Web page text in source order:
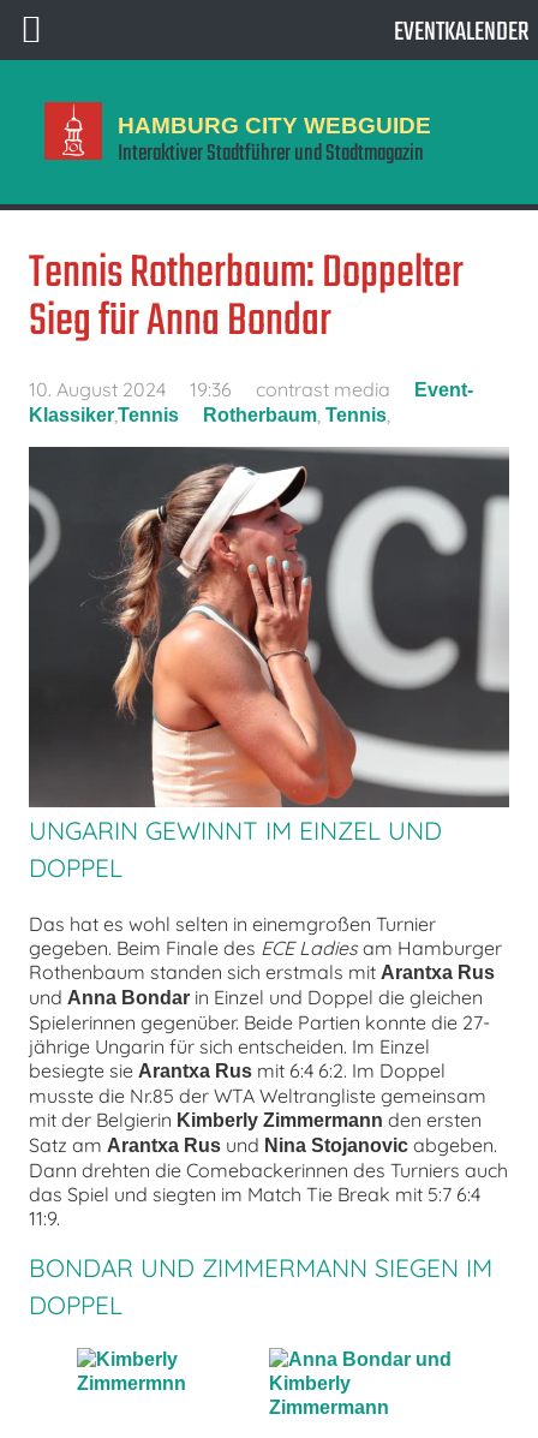
HAMBURG CITY WEBGUIDE
Interaktiver Stadtführer und Stadtmagazin
Tennis Rotherbaum: Doppelter
Sieg für Anna Bondar
10. August 2024 19:36 contrast media
Event-
KlassikerTennis Rotherbaum Tennis
UNGARIN GEWINNT IM EINZEL UND
DOPPEL
Das hat es wohl selten in einemgroßen Turnier
gegeben. Beim Finale des ECE Ladies am Hamburger
Rothenbaum standen sich erstmals mit Arantxa Rus
und Anna Bondar in Einzel und Doppel die gleichen
Spielerinnen gegenüber. Beide Partien konnte die 27-
jährige Ungarin für sich entscheiden. Im Einzel
besiegte sie Arantxa Rus mit 6:4 6:2. Im Doppel
musste die Nr.85 der WTA Weltrangliste gemeinsam
mit der Belgierin Kimberly Zimmermann den ersten
Satz am Arantxa Rus und Nina Stojanovic abgeben.
Dann drehten die Comebackerinnen des Turniers auch
das Spiel und siegten im Match Tie Break mit 5:7 6:4
11:9.
BONDAR UND ZIMMERMANN SIEGEN IM
DOPPEL
EVENTKALENDER